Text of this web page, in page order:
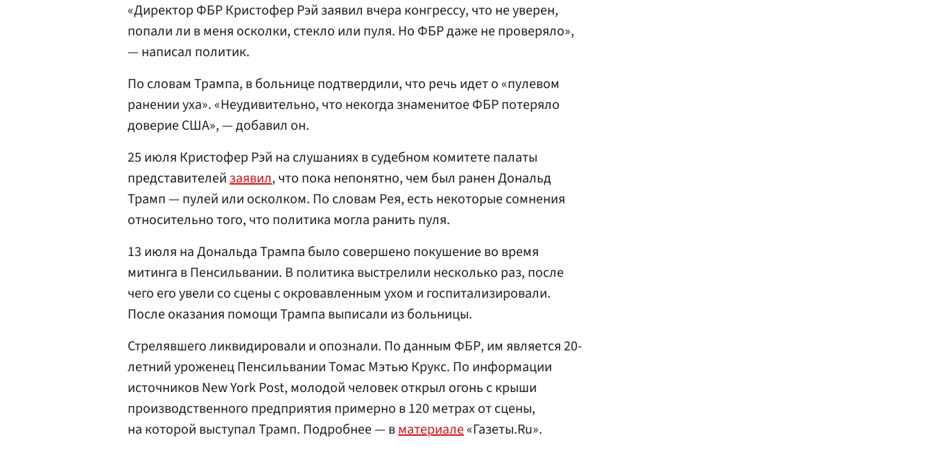
«Директор ФБР Кристофер Рэй заявил вчера конгрессу, что не уверен,
попали ли в меня осколки, стекло или пуля. Но ФБР даже не проверяло»,
— написал политик.
По словам Трампа, в больнице подтвердили, что речь идет о «пулевом
ранении уха». «Неудивительно, что некогда знаменитое ФБР потеряло
доверие США», — добавил он.
25 июля Кристофер Рэй на слушаниях в судебном комитете палаты
представителейзаявил, что пока непонятно, чем был ранен Дональд
Трамп — пулей или осколком. По словам Рея, есть некоторые сомнения
относительно того, что политика могла ранить пуля.
13 июля на Дональда Трампа было совершено покушение во время
митинга в Пенсильвании. В политика выстрелили несколько раз, после
чего его увели со сцены с окровавленным ухом и госпитализировали.
После оказания помощи Трампа выписали из больницы.
Стрелявшего ликвидировали и опознали. По данным ФБР, им является 20-
летний уроженец Пенсильвании Томас Мэтью Крукс. По информации
источников New York Post, молодой человек открыл огонь с крыши
производственного предприятия примерно в 120 метрах от сцены,
на которой выступал Трамп. Подробнее — вматериале«Газеты.Ru».